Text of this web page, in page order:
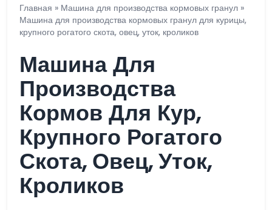
Главная » Машина для производства кормовых гранул »
Машина для производства кормовых гранул для курицы,
крупного рогатого скота, овец, уток, кроликов
Машина Для
Производства
Кормов Для Кур,
Крупного Рогатого
Скота, Овец, Уток,
Кроликов